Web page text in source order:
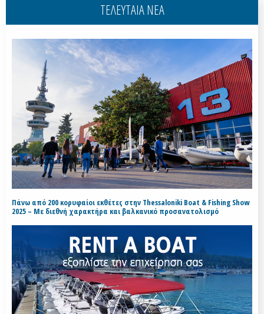
ΤΕΛΕΥΤΑΙΑ ΝΕΑ
Πάνω από 200 κορυφαίοι εκθέτες στην Thessaloniki Boat & Fishing Show
2025 – Με διεθνή χαρακτήρα και βαλκανικό προσανατολισμό